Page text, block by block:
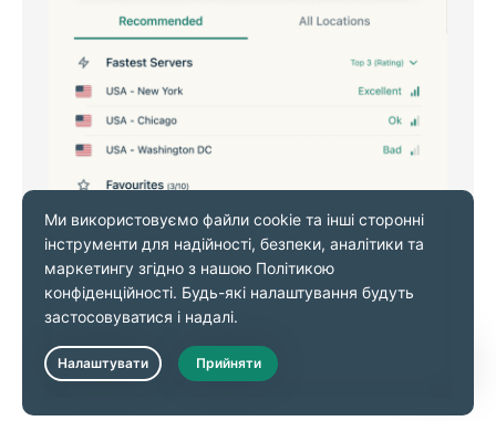
Система «Улюблених»